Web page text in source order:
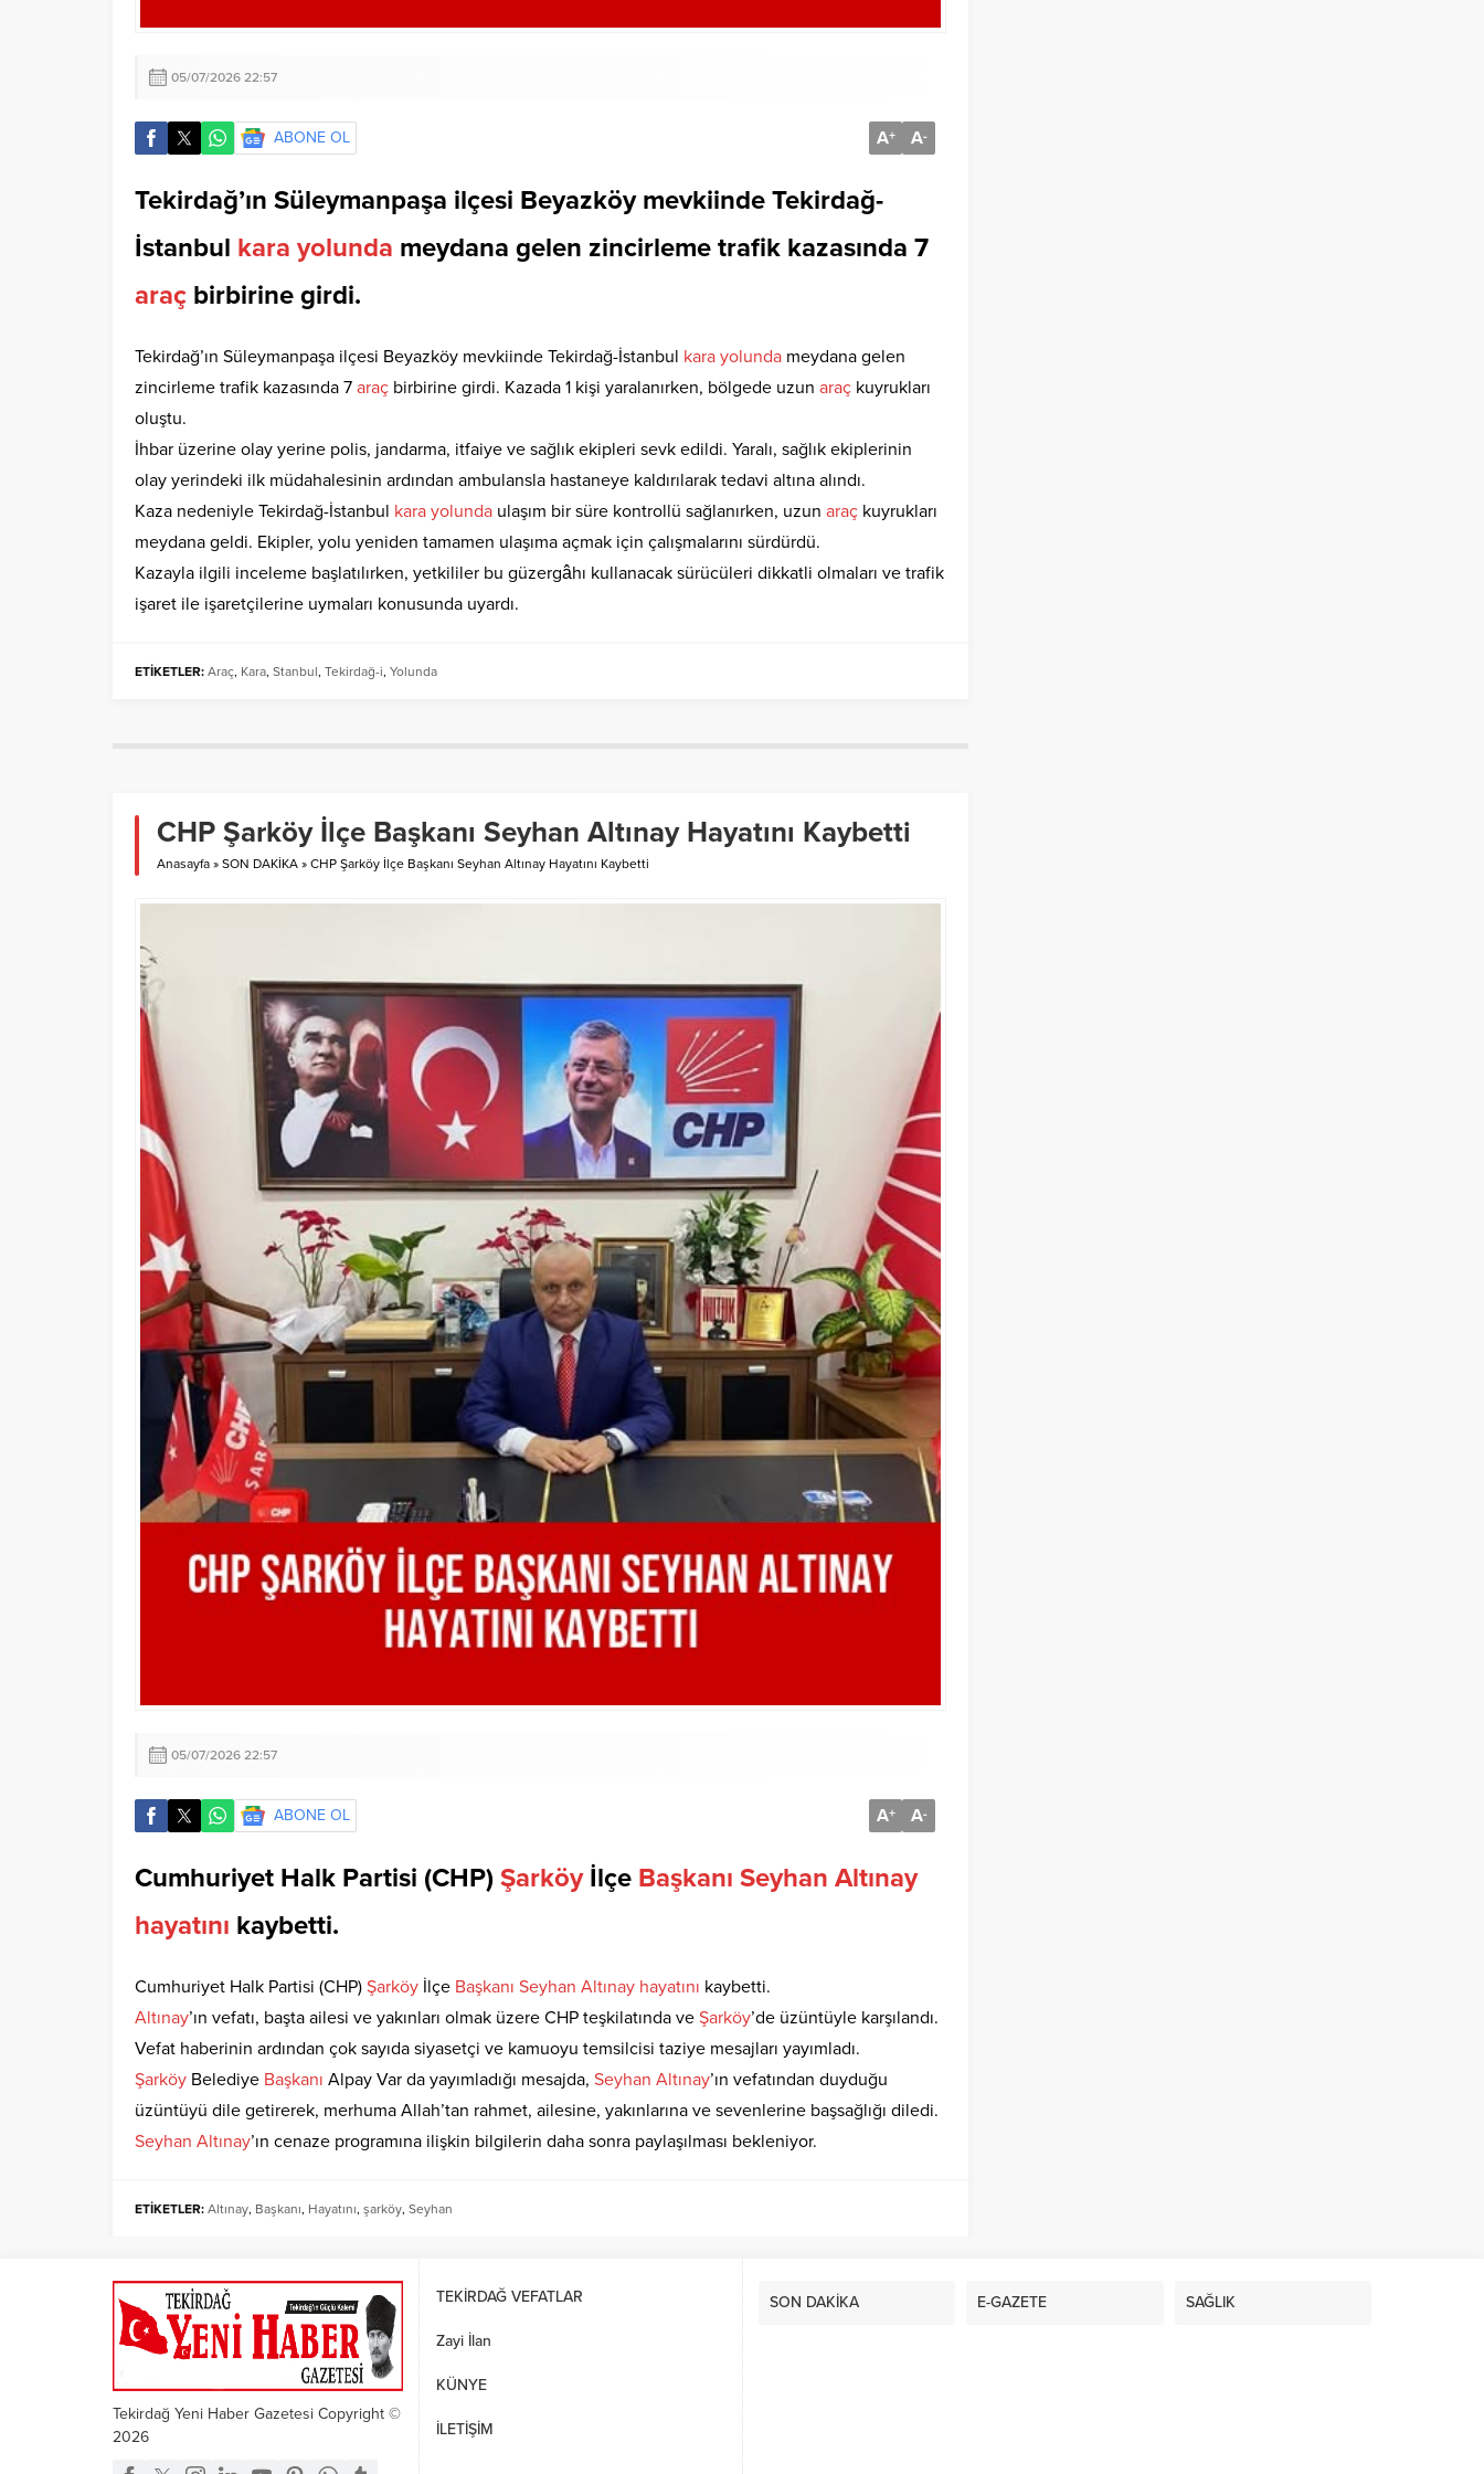
05/07/2026 22:57
ABONE OL A+ A-
Tekirdağ’ın Süleymanpaşa ilçesi Beyazköy mevkiinde Tekirdağ-
İstanbul kara yolunda meydana gelen zincirleme trafik kazasında 7
araç birbirine girdi.
Tekirdağ’ın Süleymanpaşa ilçesi Beyazköy mevkiinde Tekirdağ-İstanbul kara yolunda meydana gelen
zincirleme trafik kazasında 7 araç birbirine girdi. Kazada 1 kişi yaralanırken, bölgede uzun araç kuyrukları
oluştu.
İhbar üzerine olay yerine polis, jandarma, itfaiye ve sağlık ekipleri sevk edildi. Yaralı, sağlık ekiplerinin
olay yerindeki ilk müdahalesinin ardından ambulansla hastaneye kaldırılarak tedavi altına alındı.
Kaza nedeniyle Tekirdağ-İstanbul kara yolunda ulaşım bir süre kontrollü sağlanırken, uzun araç kuyrukları
meydana geldi. Ekipler, yolu yeniden tamamen ulaşıma açmak için çalışmalarını sürdürdü.
Kazayla ilgili inceleme başlatılırken, yetkililer bu güzergâhı kullanacak sürücüleri dikkatli olmaları ve trafik
işaret ile işaretçilerine uymaları konusunda uyardı.
ETİKETLER: Araç, Kara, Stanbul, Tekirdağ-i, Yolunda
CHP Şarköy İlçe Başkanı Seyhan Altınay Hayatını Kaybetti
Anasayfa » SON DAKİKA » CHP Şarköy İlçe Başkanı Seyhan Altınay Hayatını Kaybetti
05/07/2026 22:57
ABONE OL A+ A-
Cumhuriyet Halk Partisi (CHP) Şarköyİlçe Başkanı Seyhan Altınay
hayatını kaybetti.
Cumhuriyet Halk Partisi (CHP) Şarköy İlçe Başkanı Seyhan Altınay hayatını kaybetti.
Altınay’ın vefatı, başta ailesi ve yakınları olmak üzere CHP teşkilatında ve Şarköy’de üzüntüyle karşılandı.
Vefat haberinin ardından çok sayıda siyasetçi ve kamuoyu temsilcisi taziye mesajları yayımladı.
Şarköy Belediye Başkanı Alpay Var da yayımladığı mesajda, Seyhan Altınay’ın vefatından duyduğu
üzüntüyü dile getirerek, merhuma Allah’tan rahmet, ailesine, yakınlarına ve sevenlerine başsağlığı diledi.
Seyhan Altınay’ın cenaze programına ilişkin bilgilerin daha sonra paylaşılması bekleniyor.
ETİKETLER: Altınay, Başkanı, Hayatını, şarköy, Seyhan
Tekirdağ Yeni Haber Gazetesi Copyright ©
2026
TEKİRDAĞ VEFATLAR
Zayi İlan
KÜNYE
İLETİŞİM
SON DAKİKA E-GAZETE SAĞLIK